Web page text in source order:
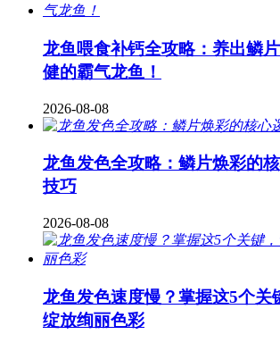
龙鱼喂食补钙全攻略：养出鳞
健的霸气龙鱼！
2026-08-08
龙鱼发色全攻略：鳞片焕彩的
技巧
2026-08-08
龙鱼发色速度慢？掌握这5个关
绽放绚丽色彩